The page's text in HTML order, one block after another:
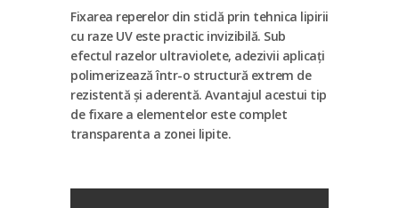
Fixarea reperelor din sticlă prin tehnica lipirii
cu raze UV este practic invizibilă. Sub
efectul razelor ultraviolete, adezivii aplicați
polimerizează într-o structură extrem de
rezistentă și aderentă. Avantajul acestui tip
de fixare a elementelor este complet
transparenta a zonei lipite.